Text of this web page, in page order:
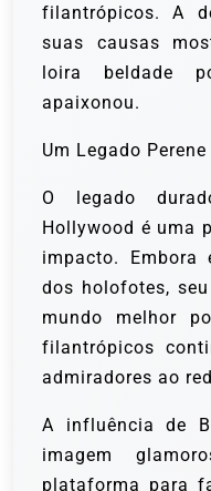
filantrópicos. A
suas causas
loira beldade
apaixonou.
Um Legado Perene
O legado
Hollywood é uma
impacto.
dos holofotes,
mundo melhor
filantrópicos
admiradores ao
A influência de
imagem
plataforma para